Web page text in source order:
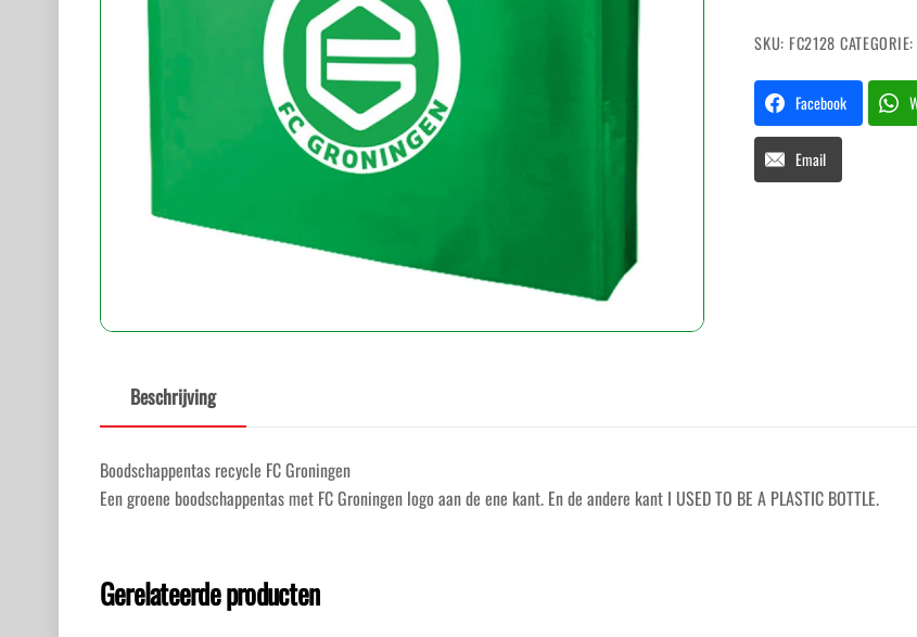
aantal
SKU: FC2128 CATEGORIE:
Facebook
Email
Beschrijving
Boodschappentas recycle FC Groningen
Een groene boodschappentas met FC Groningen logo aan de ene kant. En de andere kant I USED TO BE A PLASTIC BOTTLE.
Gerelateerde producten